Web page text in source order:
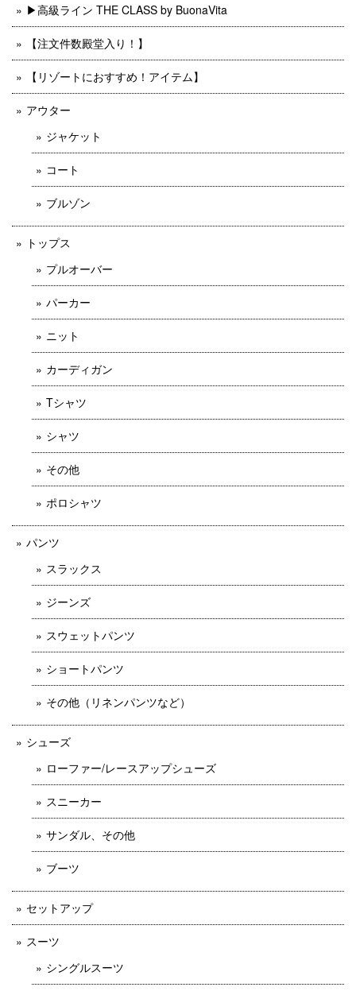
▶︎高級ライン THE CLASS by BuonaVita
【注文件数殿堂入り！】
【リゾートにおすすめ！アイテム】
アウター
ジャケット
コート
ブルゾン
トップス
プルオーバー
パーカー
ニット
カーディガン
Tシャツ
シャツ
その他
ポロシャツ
パンツ
スラックス
ジーンズ
スウェットパンツ
ショートパンツ
その他（リネンパンツなど）
シューズ
ローファー/レースアップシューズ
スニーカー
サンダル、その他
ブーツ
セットアップ
スーツ
シングルスーツ